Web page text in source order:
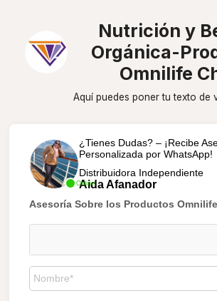
Nutrición y
Orgánica-
Omnilife
Aquí puedes poner tu texto de
Online
¿Tienes Dudas? – ¡Recibe
Personalizada por WhatsApp!
Distribuidora Independiente
Aida Afanador
Asesoría Sobre los Productos